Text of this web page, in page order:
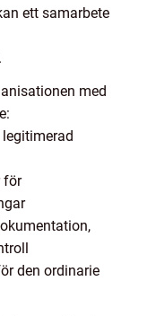
ett samarbete
med
för
den ordinarie